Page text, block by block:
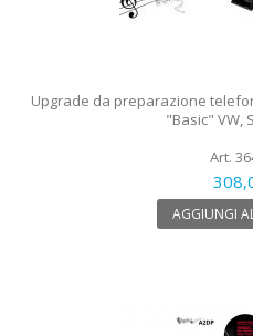
Upgrade da preparazione
"Basic" VW,
Art.
AGGIUNGI